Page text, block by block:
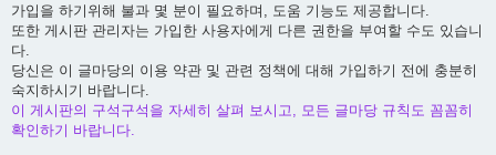
가입을 하기위해 불과 몇 분이 필요하며, 도움 기능도 제공합니다.
또한 게시판 관리자는 가입한 사용자에게 다른 권한을 부여할 수도 있습니
다.
당신은 이 글마당의 이용 약관 및 관련 정책에 대해 가입하기 전에 충분히
숙지하시기 바랍니다.
이 게시판의 구석구석을 자세히 살펴 보시고, 모든 글마당 규칙도 꼼꼼히
확인하기 바랍니다.